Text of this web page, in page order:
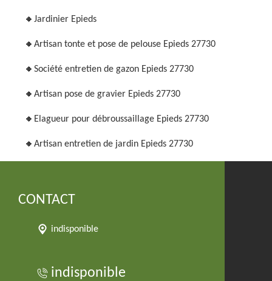
Jardinier Epieds
Artisan tonte et pose de pelouse Epieds 27730
Société entretien de gazon Epieds 27730
Artisan pose de gravier Epieds 27730
Elagueur pour débroussaillage Epieds 27730
Artisan entretien de jardin Epieds 27730
CONTACT
indisponible
indisponible